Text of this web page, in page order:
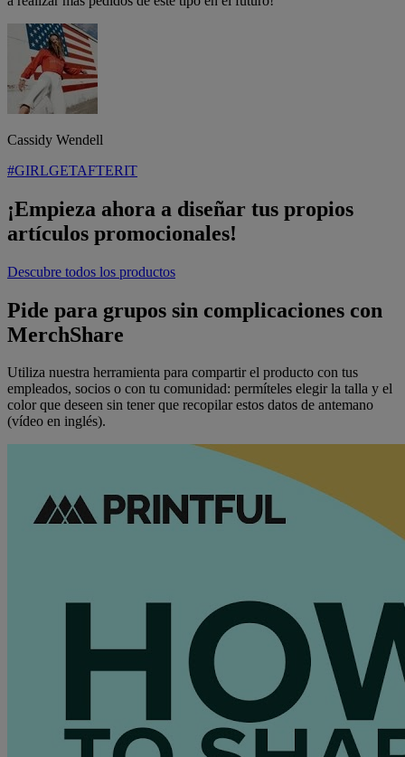
Cassidy Wendell
#GIRLGETAFTERIT
¡Empieza ahora a diseñar tus propios
artículos promocionales!
Descubre todos los productos
Pide para grupos sin complicaciones con
MerchShare
Utiliza nuestra herramienta para compartir el producto con tus
empleados, socios o con tu comunidad: permíteles elegir la talla y el
color que deseen sin tener que recopilar estos datos de antemano
(vídeo en inglés).